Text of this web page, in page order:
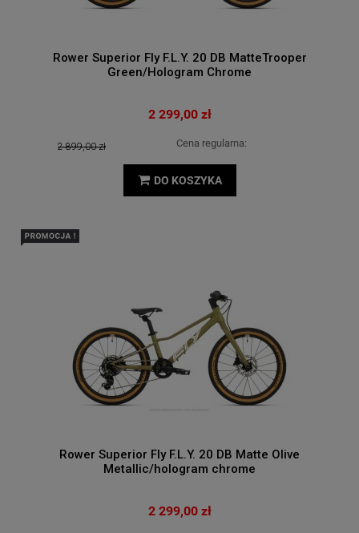
Rower Superior Fly F.L.Y. 20 DB MatteTrooper
Green/Hologram Chrome
2 299,00 zł
Cena regularna:
2 899,00 zł
DO KOSZYKA
Rower Superior Fly F.L.Y. 20 DB Matte Olive
Metallic/hologram chrome
2 299,00 zł